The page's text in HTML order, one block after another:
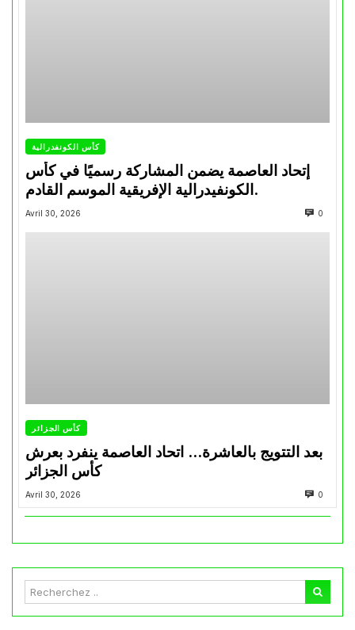
كأس الكونفدرالية
إتحاد العاصمة يضمن المشاركة رسميًا في كأس
الكونفيدرالية الإفريقية الموسم القادم.
Avril 30, 2026 0
كأس الجزائر
بعد التتويج بالعاشرة… اتحاد العاصمة ينفرد بعرش
كأس الجزائر
Avril 30, 2026 0